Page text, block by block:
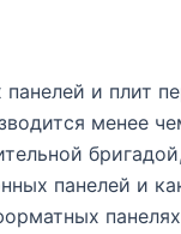
и плит
менее
панелей и
панелях